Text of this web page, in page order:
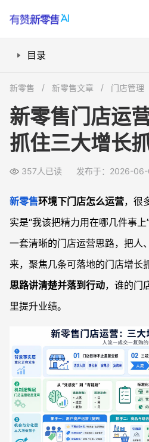
目录
三、新零售门店如何做增长？三
四、门店运营升级路径如何落地
新零售环境下门店运营怎么做更适合
门店运营思路应该如何梳理给新开店使
新零售 新零售文章 门店管理
新零售门店运
抓住三大增长
357人已读 发布于：2026-
新零售环境下门店怎么运营，很
实是“我该把精力用在哪几件事
一套清晰的门店运营思路，把人
来，聚焦几条可落地的门店增长
思路讲清楚并落到行动，谁的门
里提升业绩。